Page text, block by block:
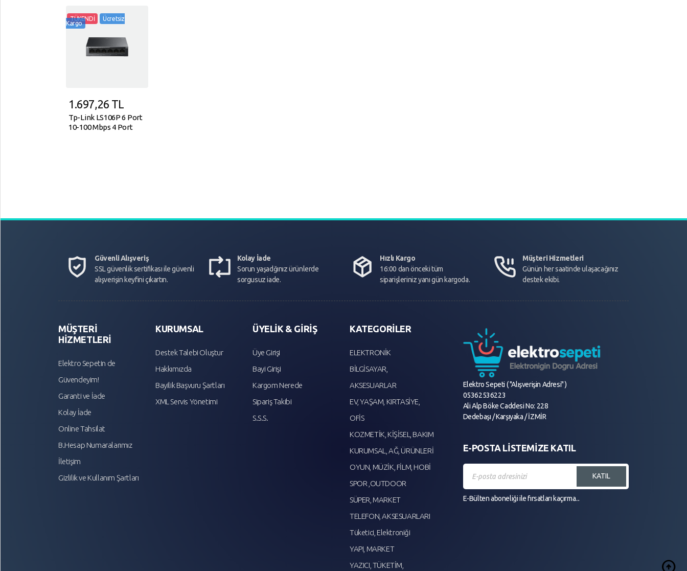
TÜKENDİ Ücretsiz
Kargo
1.697,26 TL
Tp-Link LS106P 6 Port
10-100 Mbps 4 Port
Güvenli Alışveriş
SSL güvenlik sertifikası ile güvenli
alışverişin keyfini çıkartın.
Kolay İade
Sorun yaşadğınız ürünlerde
sorgusuz iade.
Hızlı Kargo
16:00 dan önceki tüm
siparişleriniz yanı gün kargoda.
Müşteri Hizmetleri
Günün her saatinde ulaşacağınız
destek ekibi.
MÜŞTERİ
HİZMETLERİ
Elektro Sepetin de
Güvendeyim!
Garanti ve İade
Kolay İade
Online Tahsilat
B.Hesap Numaralarımız
İletişim
Gizlilik ve Kullanım Şartları
KURUMSAL
Destek Talebi Oluştur
Hakkımızda
Bayilik Başvuru Şartları
XML Servis Yönetimi
ÜYELİK & GİRİŞ
Üye Girişi
Bayi Girişi
Kargom Nerede
Sipariş Takibi
S.S.S.
KATEGORİLER
ELEKTRONİK
BİLGİSAYAR,
AKSESUARLAR
EV, YAŞAM, KIRTASİYE,
OFİS
KOZMETİK, KİŞİSEL, BAKIM
KURUMSAL, AĞ, ÜRÜNLERİ
OYUN, MÜZİK, FİLM, HOBİ
SPOR ,OUTDOOR
SÜPER, MARKET
TELEFON, AKSESUARLARI
Tüketici, Elektroniği
YAPI, MARKET
YAZICI, TÜKETİM,
Elektro Sepeti ( "Alışverişin Adresi" )
05362536223
Ali Alp Böke Caddesi No: 228
Dedebaşı / Karşıyaka / İZMİR
E-POSTA LİSTEMİZE KATIL
KATIL
E-Bülten aboneliği ile fırsatları kaçırma...
arrow_circle_up